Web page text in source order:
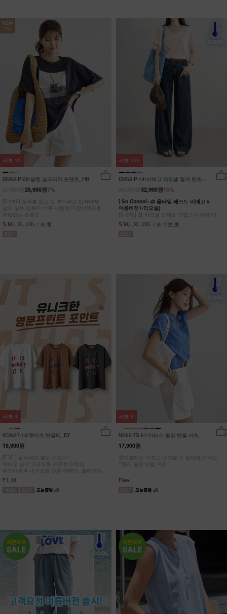
NEW
7%
DM62-P-28/발렌 실크터치 숏팬츠_HR
7%
25,950원
[S-2XL] 실크를 입은 듯 부드러운,입자마자
살에 닿는 감촉이 너무 시원해!기장선택으로
부담없는 숏팬츠
S,M,L,XL,2XL / 숏,롱
리뷰 10
DM62-P-14/비에고 리오셀 절개 팬츠
15%
32,900원
[ So Cooool~🧊 올타임 베스트 비에고 #
여름버전1/리오셀]
[S-2XL] 쿨 리오셀 소재로 가볍고 시원하게!
사이드 절개 쿨링 데님팬츠
S,M,L,XL,2XL / 숏,기본,롱
리뷰 329
KO62-T-13/왓이즈 반팔티_DY
15,900원
[F-XL] 감각적인 영문 프린트!
바이오 실키 가공으로 매끈한 터치감
부드러움과 내구성을 갖춘 면85%, 폴리15%
#NAK MADE.
F,L,XL
리뷰 4
NK62-TS-61/마리스 쿨링 반팔 셔츠
17,900원
한여름에도 셔츠는 포기할 수 없다면,가벼운
7컬러 쿨링 반팔 셔츠
Free
리뷰 9